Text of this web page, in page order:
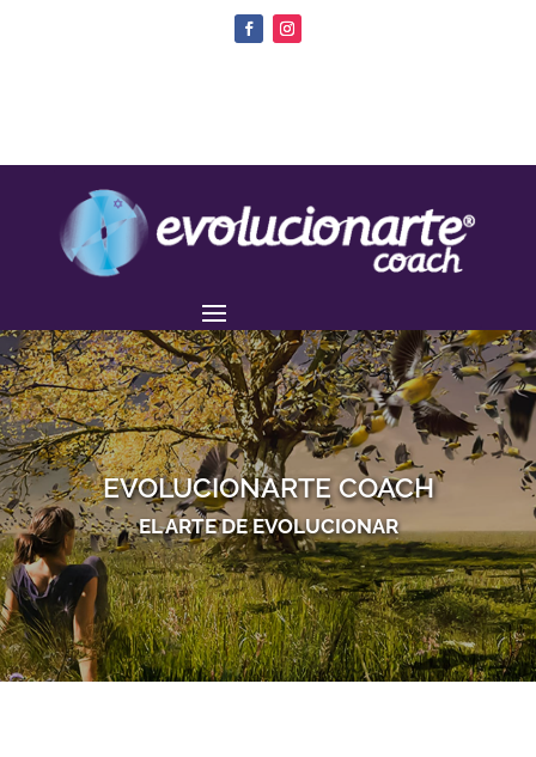
EVOLUCIONARTE COACH
EL ARTE DE EVOLUCIONAR